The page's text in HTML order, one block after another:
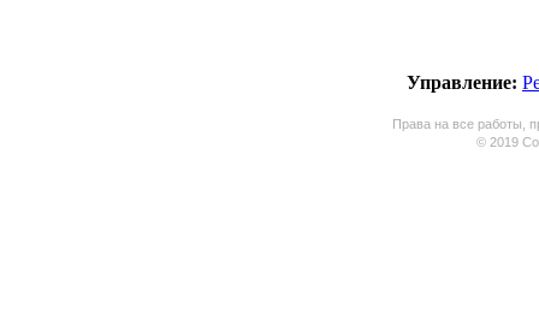
Управление:
Права на все работы,
© 2019